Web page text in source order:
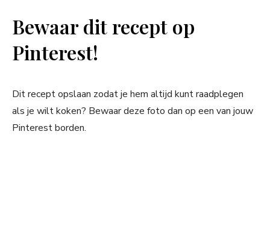
Bewaar dit recept op
Pinterest!
Dit recept opslaan zodat je hem altijd kunt raadplegen
als je wilt koken? Bewaar deze foto dan op een van jouw
Pinterest borden.